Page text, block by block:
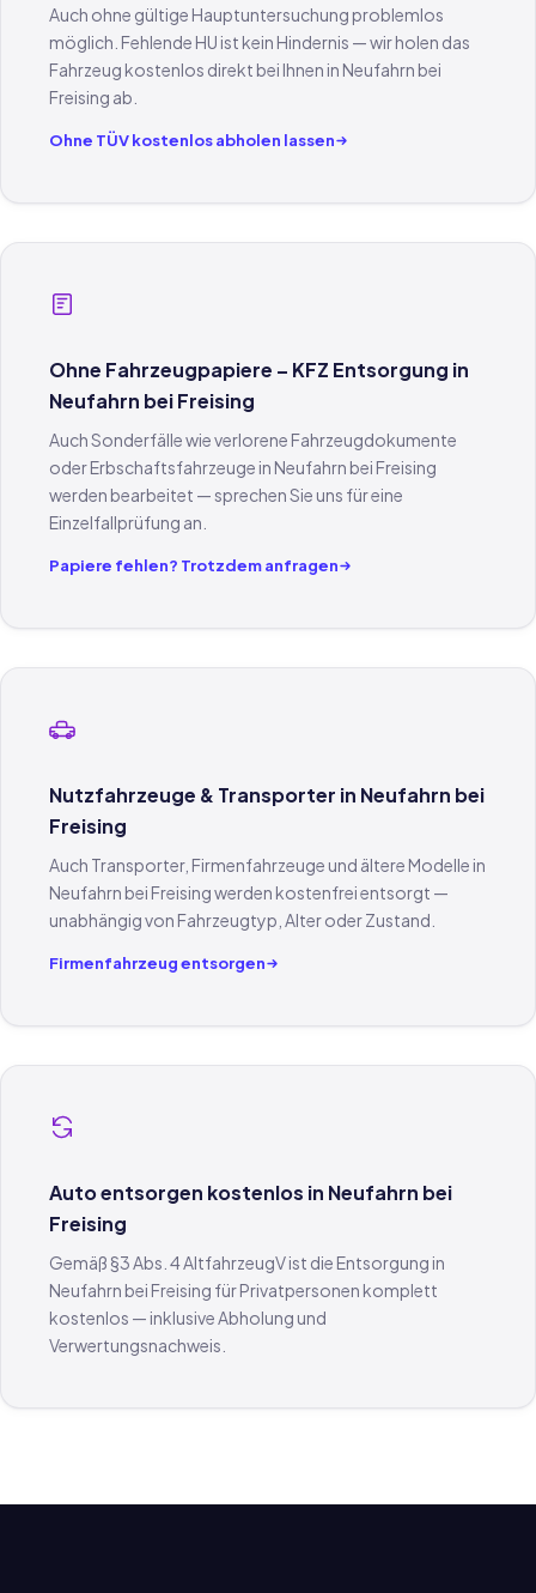
Auch ohne gültige Hauptuntersuchung problemlos
möglich. Fehlende HU ist kein Hindernis — wir holen das
Fahrzeug kostenlos direkt bei Ihnen in Neufahrn bei
Freising ab.
Ohne TÜV kostenlos abholen lassen
Ohne Fahrzeugpapiere – KFZ Entsorgung in
Neufahrn bei Freising
Auch Sonderfälle wie verlorene Fahrzeugdokumente
oder Erbschaftsfahrzeuge in Neufahrn bei Freising
werden bearbeitet — sprechen Sie uns für eine
Einzelfallprüfung an.
Papiere fehlen? Trotzdem anfragen
Nutzfahrzeuge & Transporter in Neufahrn bei
Freising
Auch Transporter, Firmenfahrzeuge und ältere Modelle in
Neufahrn bei Freising werden kostenfrei entsorgt —
unabhängig von Fahrzeugtyp, Alter oder Zustand.
Firmenfahrzeug entsorgen
Auto entsorgen kostenlos in Neufahrn bei
Freising
Gemäß §3 Abs. 4 AltfahrzeugV ist die Entsorgung in
Neufahrn bei Freising für Privatpersonen komplett
kostenlos — inklusive Abholung und
Verwertungsnachweis.